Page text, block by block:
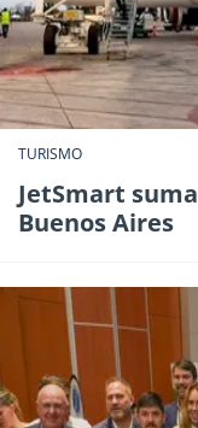
TURISMO
JetSmart
Buenos Aires